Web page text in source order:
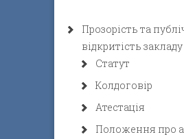
Прозорість та
відкритість закладу
Статут
Колдоговір
Атестація
Положення про